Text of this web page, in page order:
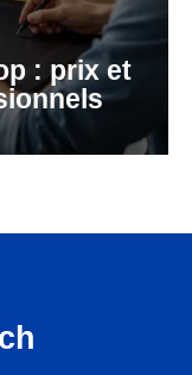
: prix et